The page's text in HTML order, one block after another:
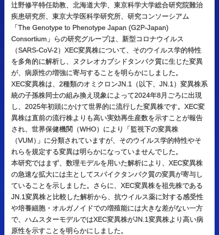
辻野修平特任助教、北海道大学、東京科学大学総合研究院難治
疾患研究所、東京大学医科学研究所、研究コンソーシアム
「The Genotype to Phenotype Japan (G2P-Japan)
Consortium」らの研究グループは、新型コロナウイルス
（SARS-CoV-2）XEC変異株について、そのウイルス学的特性
を多角的に解析し、ヌクレオカプシドタンパク質に生じた変異
が、病原性の増強に寄与することを明らかにしました。
XEC変異株は、2種類のオミクロンJN.1（以下、JN.1）変異株系
統の子孫株同士の組み換え現象によって2024年8月ごろに出現
し、2025年初頭にかけて世界的に流行した変異株です。XEC変
異株は直前の流行株よりも高い実効再生産数を示すことが報告
され、世界保健機関（WHO）により「監視下の変異株
（VUM） 」に分類されていますが、そのウイルス学的特性やそ
れらを規定する変異は明らかになっていませんでした。
本研究ではまず、数理モデルを用いた解析により、XEC変異株
の急速な拡大には主としてスパイクタンパク質の変異が寄与し
ていることを示しました。さらに、XEC変異株を祖先株である
JN.1変異株と比較した解析から、抗ウイルス薬に対する感受性
や培養細胞・オルガノイドでの増殖能には大きな差がない一方
で、ハムスターモデルではXEC変異株がJN.1変異株より高い病
原性を示すことを明らかにしました。